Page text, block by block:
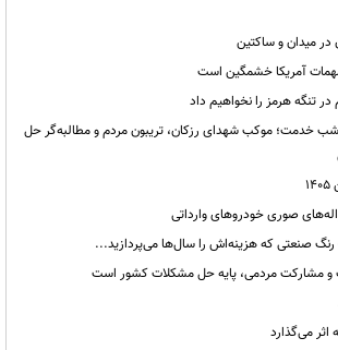
میدان و ساکتین
آمریکا خشمگین است
تنگه هرمز را نخواهیم داد
خدمت؛ موکب شهدای رزکان، تریبون مردم و مطالبه‌گر حل
صوری خودروهای وارداتی
مشارکت مردمی، پایه حل مشکلات کشور است
اثر می‌گذارد